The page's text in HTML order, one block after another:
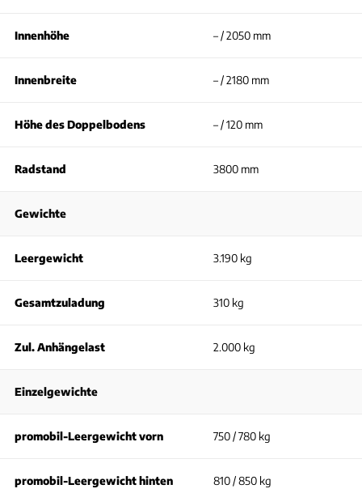
Innenhöhe – / 2050 mm
Innenbreite – / 2180 mm
Höhe des Doppelbodens – / 120 mm
Radstand 3800 mm
Gewichte
Leergewicht 3.190 kg
Gesamtzuladung 310 kg
Zul. Anhängelast 2.000 kg
Einzelgewichte
promobil-Leergewicht vorn 750 / 780 kg
promobil-Leergewicht hinten 810 / 850 kg